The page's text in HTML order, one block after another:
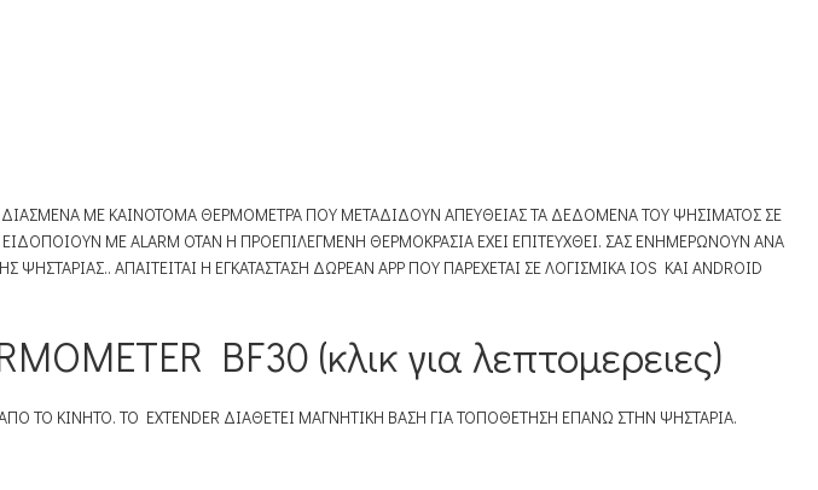
ΕΦΟΔΙΑΣΜΕΝΑ ΜΕ ΚΑΙΝΟΤΟΜΑ ΘΕΡΜΟΜΕΤΡΑ ΠΟΥ ΜΕΤΑΔΙΔΟΥΝ ΑΠΕΥΘΕΙΑΣ ΤΑ ΔΕΔΟΜΕΝΑ ΤΟΥ ΨΗΣΙΜΑΤΟΣ ΣE
ΕΙΔΟΠΟΙΟΥΝ ΜΕ ALARM ΟΤΑΝ Η ΠΡΟΕΠΙΛΕΓΜΕΝΗ ΘΕΡΜΟΚΡΑΣΙΑ ΕΧΕΙ ΕΠΙΤΕΥΧΘΕΙ. ΣΑΣ ΕΝΗΜΕΡΩΝΟΥΝ ΑΝΑ
ΑΠΑΙΤΕΙΤΑΙ Η ΕΓΚΑΤΑΣΤΑΣΗ ΔΩΡΕAN APP ΠΟΥ ΠΑΡΕΧΕΤΑΙ ΣΕ ΛΟΓΙΣΜΙΚΑ IOS KAI ANDROID
BF30 (κλικ για λεπτομερειες)
ΤΟ ΚΙΝΗΤΟ. TO EXTENDER ΔΙΑΘΕΤΕΙ ΜΑΓΝΗΤΙΚΗ ΒΑΣΗ ΓΙΑ ΤΟΠΟΘΕΤΗΣΗ ΕΠΑΝΩ ΣΤΗΝ ΨΗΣΤΑΡΙΑ.